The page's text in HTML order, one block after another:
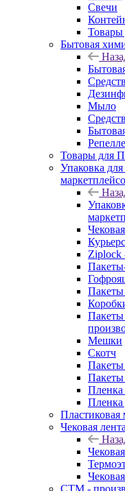
Свечи
Товары
Бытовая
Мыло
Товары для
Упаковка
Ziplock
Пакеты
Пакеты
Мешки
Скотч
Пленка
Пленка
Пластиковая
Чековая
СТМ -